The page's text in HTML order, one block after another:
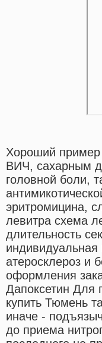
Хороший пример
ВИЧ, сахарным
головной боли,
эритромицина,
левитра схема
длительность
атеросклероз и
оформления
Дапоксетин Для
купить Тюмень
иначе -
до приема